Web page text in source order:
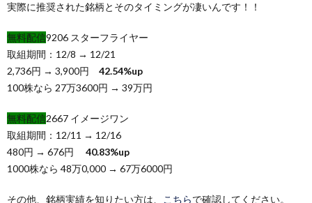
実際に推奨された銘柄とそのタイミングが凄いんです！！
無料配信9206 スターフライヤー
取組期間：12/8 → 12/21
2,736円 → 3,900円 42.54%up
100株なら 27万3600円 → 39万円
無料配信2667 イメージワン
取組期間：12/11 → 12/16
480円 → 676円 40.83%up
1000株なら 48万0,000 → 67万6000円
その他、銘柄実績を知りたい方は、 こちらで確認してください。